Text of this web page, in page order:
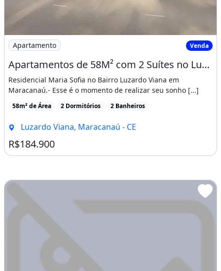
Imagem: Apartamentos de 58M² com 2 Suítes no Luzardo
Apartamento Venda
Apartamentos de 58M² com 2 Suítes no Luzardo Viana, Entrada Facilitada!
Residencial Maria Sofia no Bairro Luzardo Viana em
Maracanaú.- Esse é o momento de realizar seu sonho [...]
58m² de Área 2 Dormitórios 2 Banheiros
Luzardo Viana, Maracanaú - CE
R$184.900